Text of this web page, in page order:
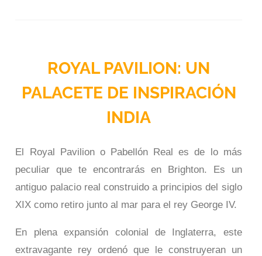
ROYAL PAVILION: UN
PALACETE DE INSPIRACIÓN
INDIA
El Royal Pavilion o Pabellón Real es de lo más
peculiar que te encontrarás en Brighton. Es un
antiguo palacio real construido a principios del siglo
XIX como retiro junto al mar para el rey George IV.
En plena expansión colonial de Inglaterra, este
extravagante rey ordenó que le construyeran un